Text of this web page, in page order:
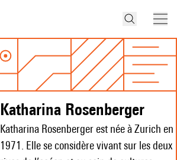
Katharina Rosenberger
Katharina Rosenberger est née à Zurich en
1971. Elle se considère vivant sur les deux